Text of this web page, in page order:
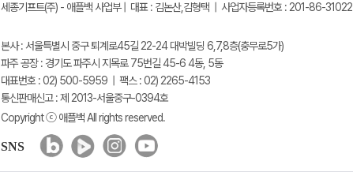
세종기프트(주) - 애플백 사업부 | 대표 : 김논산,김형택 | 사업자등록번호 : 201-86-31022
본사 : 서울특별시 중구 퇴계로45길 22-24 대박빌딩 6,7,8층(충무로5가)
파주 공장 : 경기도 파주시 지목로 75번길 45-6 4동, 5동
대표번호 : 02) 500-5959 | 팩스 : 02) 2265-4153
통신판매신고 : 제 2013-서울중구-0394호
Copyright ⓒ 애플백 All rights reserved.
SNS